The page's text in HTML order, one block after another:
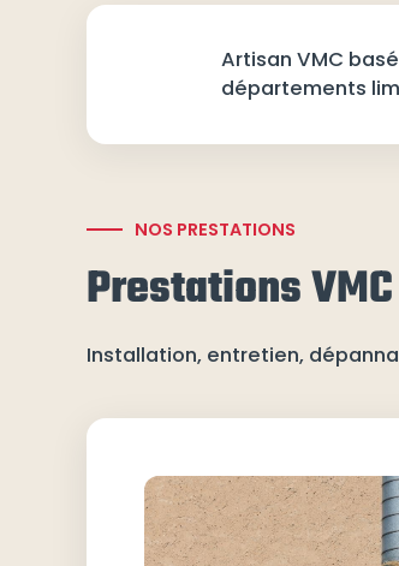
Artisan VMC
départements
NOS PRESTATIONS
Prestations
Installation, entretien,